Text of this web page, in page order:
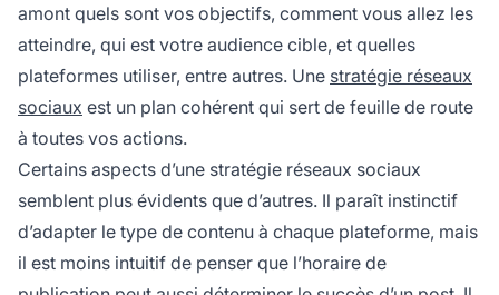
amont quels sont vos objectifs, comment vous allez les
atteindre, qui est votre audience cible, et quelles
plateformes utiliser, entre autres. Une stratégie réseaux
sociaux est un plan cohérent qui sert de feuille de route
à toutes vos actions.
Certains aspects d’une stratégie réseaux sociaux
semblent plus évidents que d’autres. Il paraît instinctif
d’adapter le type de contenu à chaque plateforme, mais
il est moins intuitif de penser que l’horaire de